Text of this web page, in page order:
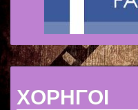
ΧΟΡΗΓΟΙ